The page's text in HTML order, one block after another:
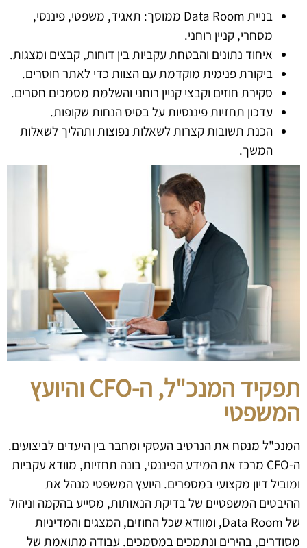
בניית Data Room ממוסך: תאגיד, משפטי, פיננסי,
מסחרי, קניין רוחני.
איחוד נתונים והבטחת עקביות בין דוחות, קבצים ומצגות.
ביקורת פנימית מוקדמת עם הצוות כדי לאתר חוסרים.
סקירת חוזים וקבצי קניין רוחני והשלמת מסמכים חסרים.
עדכון תחזיות פיננסיות על בסיס הנחות שקופות.
הכנת תשובות קצרות לשאלות נפוצות ותהליך לשאלות
המשך.
תפקיד המנכ"ל, ה-CFO והיועץ
המשפטי
המנכ"ל מנסח את הנרטיב העסקי ומחבר בין היעדים לביצועים.
ה-CFO מרכז את המידע הפיננסי, בונה תחזיות, מוודא עקביות
ומוביל דיון מקצועי במספרים. היועץ המשפטי מנהל את
ההיבטים המשפטיים של בדיקת הנאותות, מסייע בהקמה וניהול
של Data Room, ומוודא שכל החוזים, המצגים והמדיניות
מסודרים, בהירים ונתמכים במסמכים. עבודה מתואמת של